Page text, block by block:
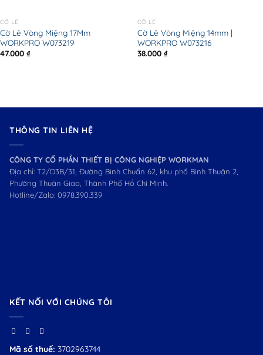
CỜ LÊ
Cờ Lê Vòng Miệng 17Mm
WORKPRO W073219
47.000 ₫
CỜ LÊ
Cờ Lê Vòng Miệng 14mm |
WORKPRO W073216
38.000 ₫
THÔNG TIN LIÊN HỆ
CÔNG TY CỔ PHẦN THIẾT BỊ CÔNG NGHIỆP WORKMAN
Địa chỉ: T2/D3B/31, Đường Bình Chuẩn 62, khu phố Bình Thuận 2,
Phường Thuận Giao, Thành Phố Hồ Chí Minh.
Hotline/Zalo: 0978.390.339
KẾT NỐI VỚI CHÚNG TÔI
Mã số thuế: 3702963744